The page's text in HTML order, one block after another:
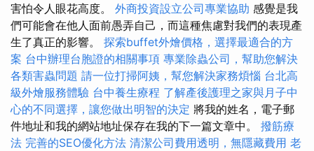
害怕令人眼花高度。 外商投資設立公司專業協助 感覺是我
們可能會在他人面前愚弄自己，而這種焦慮對我們的表現產
生了真正的影響。 探索buffet外燴價格，選擇最適合的方
案 台中辦理台胞證的相關事項 專業除蟲公司，幫助您解決
各類害蟲問題 請一位打掃阿姨，幫您解決家務煩惱 台北高
級外燴服務體驗 台中養生療程 了解產後護理之家與月子中
心的不同選擇，讓您做出明智的決定 將我的姓名，電子郵
件地址和我的網站地址保存在我的下一篇文章中。 撥筋療
法 完善的SEO優化方法 清潔公司費用透明，無隱藏費用 老